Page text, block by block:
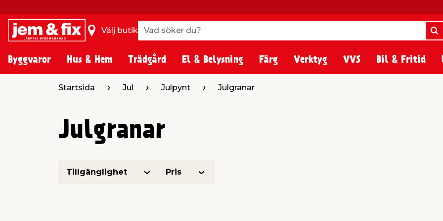
Välj butik Vad söker du?
Vad söker du?
Byggvaror Hus & Hem Trädgård El & Belysning Färg Verktyg VVS Bil & Fritid
Startsida Jul Julpynt Julgranar
Julgranar
Tillgänglighet Pris